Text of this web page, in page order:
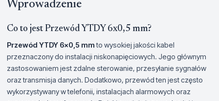
Wprowadzenie
Co to jest Przewód YTDY 6x0,5 mm?
Przewód YTDY 6x0,5 mmto wysokiej jakości kabel
przeznaczony do instalacji niskonapięciowych. Jego głównym
zastosowaniem jest zdalne sterowanie, przesyłanie sygnałów
oraz transmisja danych. Dodatkowo, przewód ten jest często
wykorzystywany w telefonii, instalacjach alarmowych oraz